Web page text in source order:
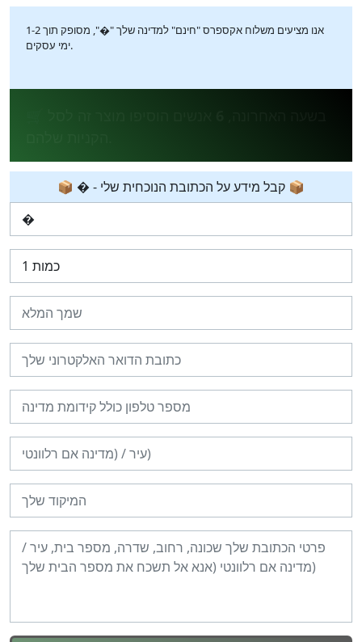
אנו מציעים משלוח אקספרס "חינם" למדינה שלך "�", מסופק תוך 1-2
ימי עסקים.
📦 � - קבל מידע על הכתובת הנוכחית שלי 📦